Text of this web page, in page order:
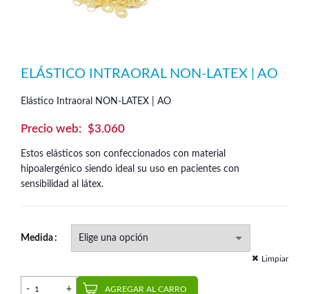
ELÁSTICO INTRAORAL NON-LATEX | AO
Elástico Intraoral NON-LATEX | AO
$3.060
Estos elásticos son confeccionados con material
hipoalergénico siendo ideal su uso en pacientes con
sensibilidad al látex.
Medida
Limpiar
Elástico Intraoral NON-LATEX | AO cantidad
AGREGAR AL CARRO